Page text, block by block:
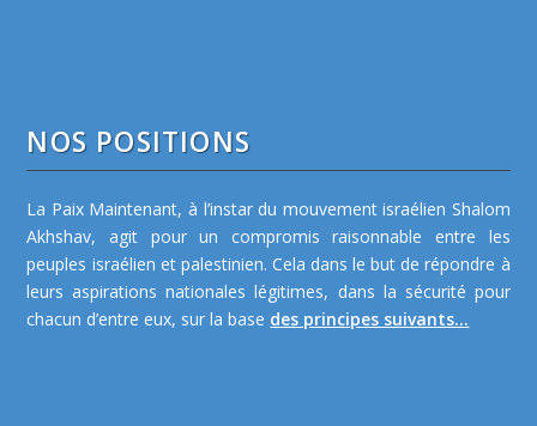
NOS POSITIONS
La Paix Maintenant, à l’instar du mouvement israélien Shalom
Akhshav, agit pour un compromis raisonnable entre les
peuples israélien et palestinien. Cela dans le but de répondre à
leurs aspirations nationales légitimes, dans la sécurité pour
chacun d’entre eux, sur la base des principes suivants...